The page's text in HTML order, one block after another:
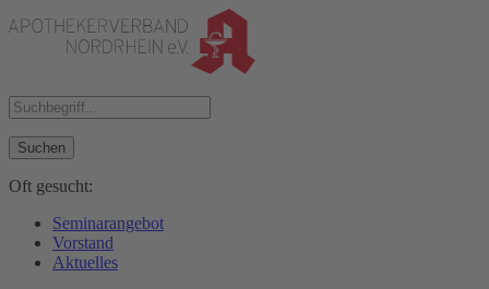
Suchen
Oft gesucht:
Seminarangebot
Vorstand
Aktuelles